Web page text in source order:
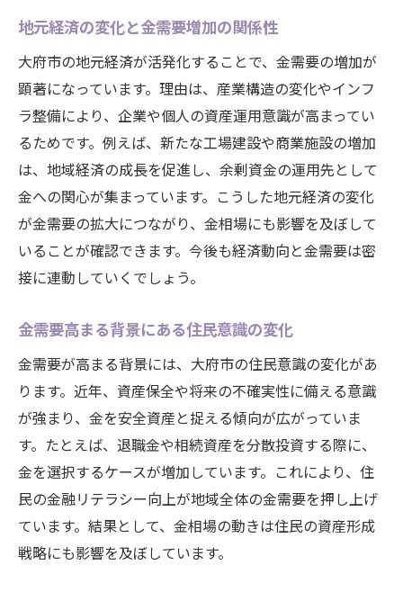
地元経済の変化と金需要増加の関係性
大府市の地元経済が活発化することで、金需要の増加が
顕著になっています。理由は、産業構造の変化やインフ
ラ整備により、企業や個人の資産運用意識が高まってい
るためです。例えば、新たな工場建設や商業施設の増加
は、地域経済の成長を促進し、余剰資金の運用先として
金への関心が集まっています。こうした地元経済の変化
が金需要の拡大につながり、金相場にも影響を及ぼして
いることが確認できます。今後も経済動向と金需要は密
接に連動していくでしょう。
金需要高まる背景にある住民意識の変化
金需要が高まる背景には、大府市の住民意識の変化があ
ります。近年、資産保全や将来の不確実性に備える意識
が強まり、金を安全資産と捉える傾向が広がっていま
す。たとえば、退職金や相続資産を分散投資する際に、
金を選択するケースが増加しています。これにより、住
民の金融リテラシー向上が地域全体の金需要を押し上げ
ています。結果として、金相場の動きは住民の資産形成
戦略にも影響を及ぼしています。